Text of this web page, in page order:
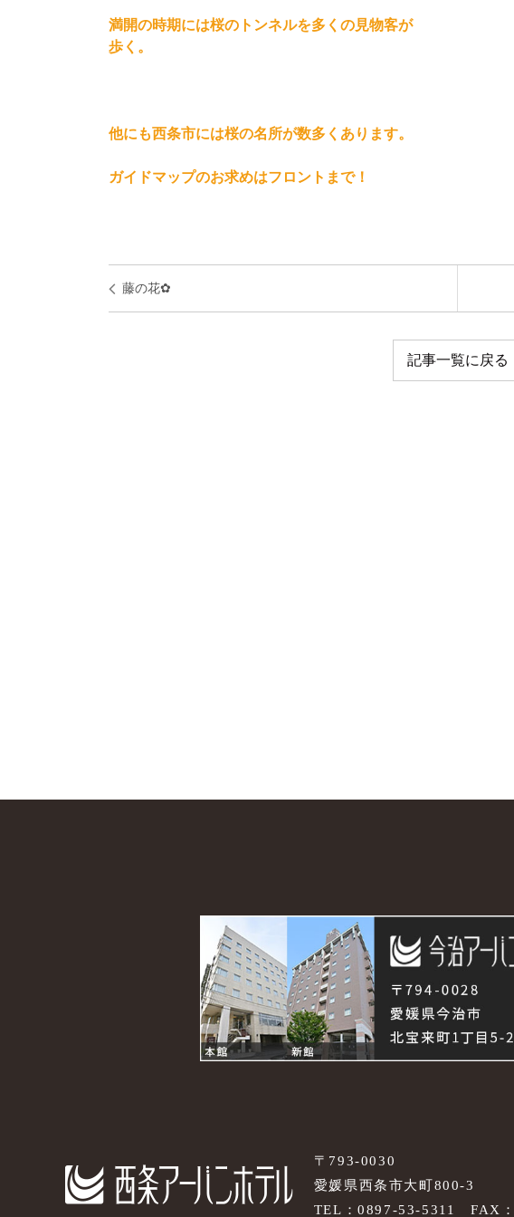
満開の時期には桜のトンネルを多くの見物客が
歩く。
他にも西条市には桜の名所が数多くあります。
ガイドマップのお求めはフロントまで！
藤の花✿
記事一覧に戻る
〒793-0030
愛媛県西条市大町800-3
TEL：0897-53-5311 FAX